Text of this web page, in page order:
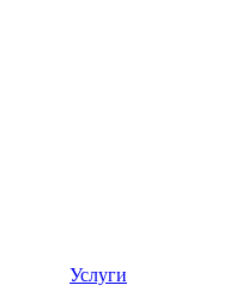
Услуги